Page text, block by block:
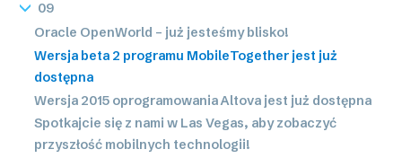
09
Oracle OpenWorld – już jesteśmy blisko!
Wersja beta 2 programu MobileTogether jest już
dostępna
Wersja 2015 oprogramowania Altova jest już dostępna
Spotkajcie się z nami w Las Vegas, aby zobaczyć
przyszłość mobilnych technologii!